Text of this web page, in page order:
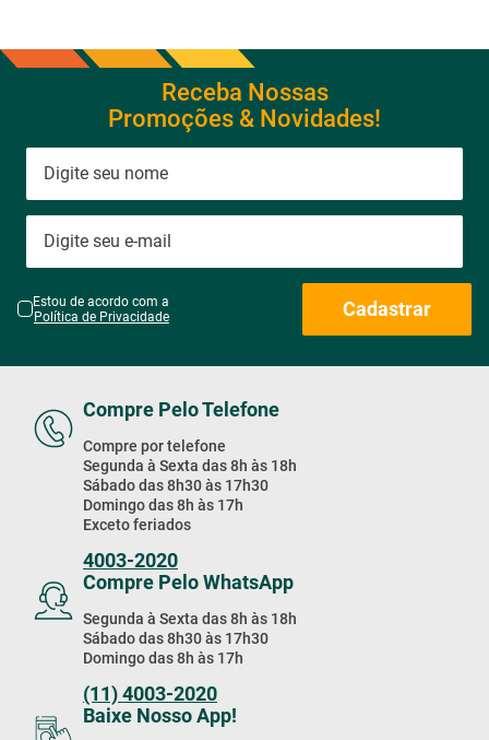
Receba Nossas
Promoções & Novidades!
Estou de acordo com a
Política de Privacidade
Cadastrar
Compre Pelo Telefone
Compre por telefone
Segunda à Sexta das 8h às 18h
Sábado das 8h30 às 17h30
Domingo das 8h às 17h
Exceto feriados
4003-2020
Compre Pelo WhatsApp
Segunda à Sexta das 8h às 18h
Sábado das 8h30 às 17h30
Domingo das 8h às 17h
(11) 4003-2020
Baixe Nosso App!